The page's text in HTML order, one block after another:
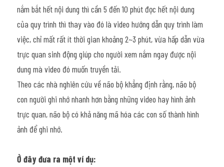
nắm bắt hết nội dung thì cần 5 đến 10 phút đọc hết nội dung
của quy trình thì thay vào đó là video hướng dẫn quy trình làm
việc, chỉ mất rất ít thời gian khoảng 2~3 phút, vừa hấp dẫn vừa
trực quan sinh động giúp cho người xem nắm ngay được nội
dung mà video đó muốn truyền tải.
Theo các nhà nghiên cứu về não bộ khẳng định rằng, não bộ
con người ghi nhớ nhanh hơn bằng những video hay hình ảnh
trực quan, não bộ có khả năng mã hóa các con số thành hình
ảnh để ghi nhớ.
Ở đây đưa ra một ví dụ: